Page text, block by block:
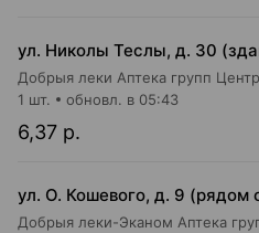
ул. Николы Теслы, д. 30
6,37 р.
1 шт. обновл. в 05:43